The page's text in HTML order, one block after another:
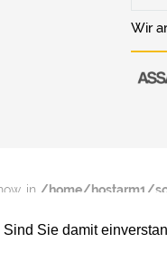
Wir
in /home/hostarm1/
in
Sie damit